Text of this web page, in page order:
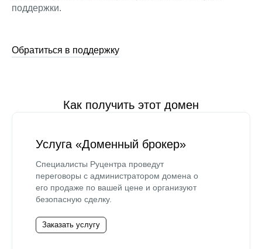
поддержки.
Обратиться в поддержку
Как получить этот домен
Услуга «Доменный брокер»
Специалисты Руцентра проведут
переговоры с администратором домена о
его продаже по вашей цене и организуют
безопасную сделку.
Заказать услугу